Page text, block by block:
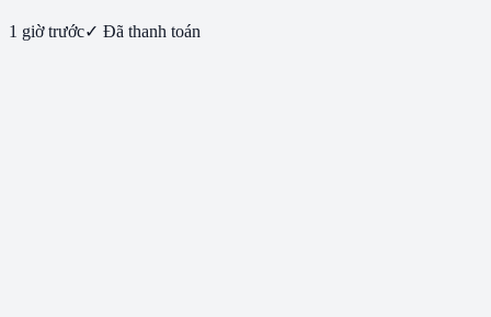
1 giờ trước✓ Đã thanh toán